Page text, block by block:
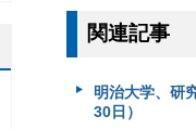
関連記事
明治大学、研
30日）